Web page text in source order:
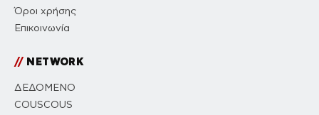
Όροι χρήσης
Επικοινωνία
//NETWORK
ΔΕΔΟΜΕΝΟ
COUSCOUS